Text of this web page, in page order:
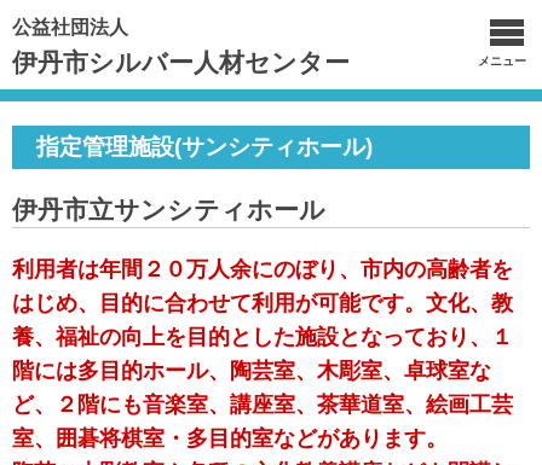
公益社団法人
伊丹市シルバー人材センター メニュー
指定管理施設(サンシティホール)
伊丹市立サンシティホール
利用者は年間２０万人余にのぼり、市内の高齢者を
はじめ、目的に合わせて利用が可能です。文化、教
養、福祉の向上を目的とした施設となっており、１
階には多目的ホール、陶芸室、木彫室、卓球室な
ど、２階にも音楽室、講座室、茶華道室、絵画工芸
室、囲碁将棋室・多目的室などがあります。